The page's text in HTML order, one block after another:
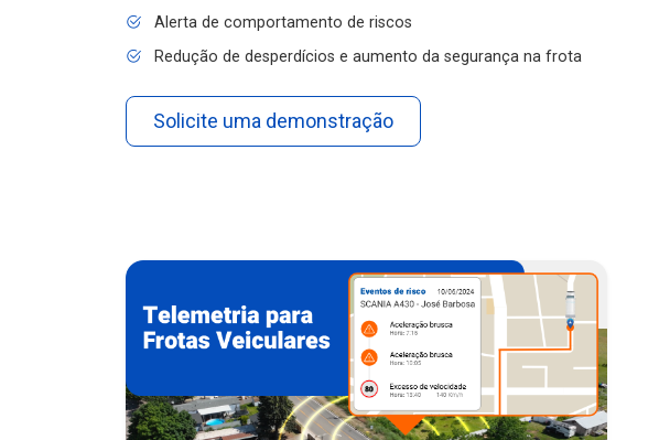
Alerta de comportamento de riscos
Redução de desperdícios e aumento da segurança na frota
Solicite uma demonstração